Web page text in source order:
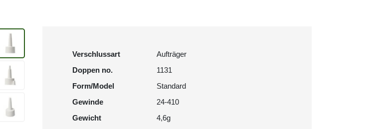
Verschlussart
Aufträger
Doppen no.
1131
Form/Model
Standard
Gewinde
24-410
Gewicht
4,6g